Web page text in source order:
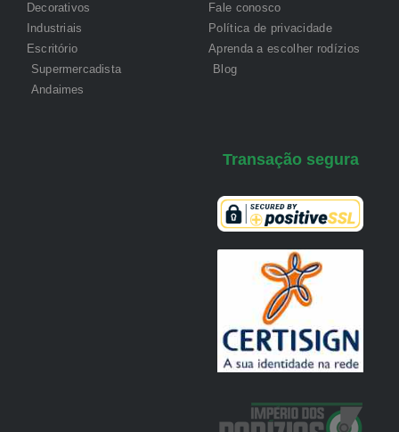
Decorativos
Industriais
Escritório
Supermercadista
Andaimes
Fale conosco
Política de privacidade
Aprenda a escolher rodízios
Blog
Transação segura